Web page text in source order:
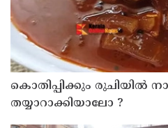
കൊതിപ്പിക്കും രുചിയിൽ
തയ്യാറാക്കിയാലോ ?